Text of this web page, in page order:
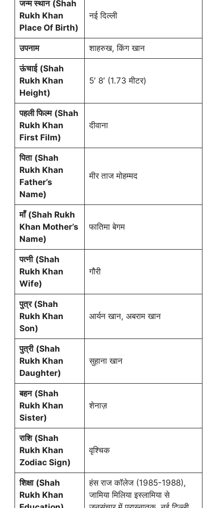
जन्म स्थान (Shah
Rukh Khan
Place Of Birth)
नई दिल्ली
उपनाम शाहरुख, किंग खान
ऊंचाई (Shah
Rukh Khan
Height)
5′ 8′ (1.73 मीटर)
पहली फिल्म (Shah
Rukh Khan
First Film)
दीवाना
पिता (Shah
Rukh Khan
Father’s
Name)
मीर ताज मोहम्मद
माँ (Shah Rukh
Khan Mother’s
Name)
फातिमा बेगम
पत्नी (Shah
Rukh Khan
Wife)
गौरी
पुत्र (Shah
Rukh Khan
Son)
आर्यन खान, अबराम खान
पुत्री (Shah
Rukh Khan
Daughter)
सुहाना खान
बहन (Shah
Rukh Khan
Sister)
शेनाज़
राशि (Shah
Rukh Khan
Zodiac Sign)
वृश्चिक
शिक्षा (Shah
Rukh Khan
हंस राज कॉलेज (1985-1988),
जामिया मिलिया इस्लामिया से